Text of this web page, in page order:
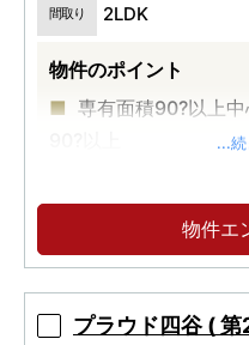
間取り 2LDK
物件のポイント
専有面積90?以上
都営三田線・東京
可能
...
物件エ
プラウド四谷 ( 第